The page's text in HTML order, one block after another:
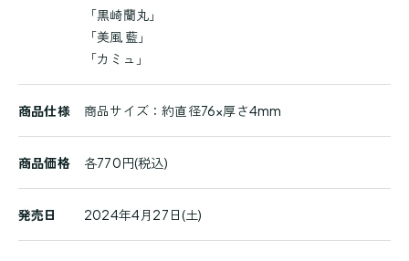
「黒崎蘭丸」
「美風 藍」
「カミュ」
商品仕様 商品サイズ：約直径76×厚さ4mm
商品価格 各770円(税込)
発売日 2024年4月27日(土)